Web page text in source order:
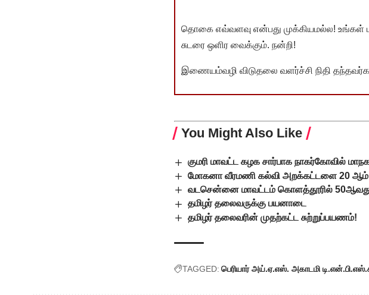
தொகை எவ்வளவு என்பது முக்கியமல்ல! உங்கள்
சுடரை ஒளிர வைக்கும். நன்றி!
இணையம்வழி விடுதலை வளர்ச்சி நிதி
You Might Also Like
குமரி மாவட்ட கழக சார்பாக நாகர்கோவில் மாநகர்
மோகனா வீரமணி கல்வி அறக்கட்டளை 20 ஆம்
வடசென்னை மாவட்டம் கொளத்தூரில் 50ஆவது
தமிழர் தலைவருக்கு பயனாடை
தமிழர் தலைவரின் முதற்கட்ட சுற்றுப்பயணம்!
TAGGED: பெரியார் அய்.ஏ.எஸ். அகாடமி